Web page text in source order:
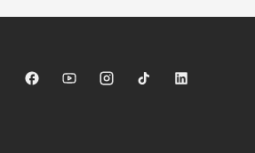
Sparkasse auf Facebook
Sparkasse auf Youtube
Sparkasse auf Instagram
Sparkasse auf TikTok
Sparkasse